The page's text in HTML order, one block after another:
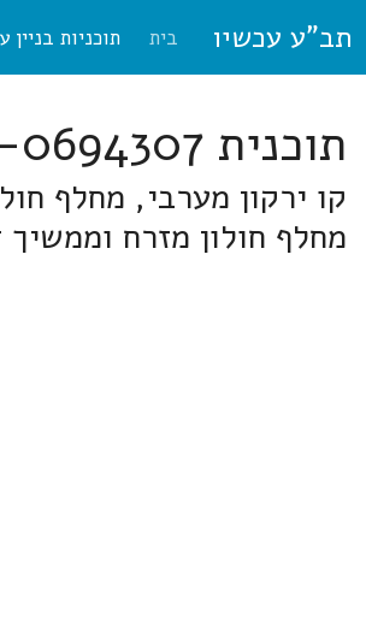
תב"ע עכשיו בית תוכניות בניין
תוכנית 413-0694307 ראשון לציון
קו ירקון מערבי, מחלף
מחלף חולון מזרח